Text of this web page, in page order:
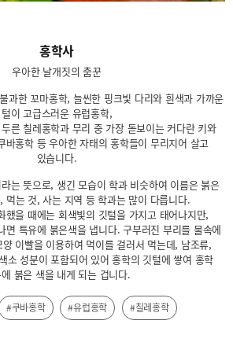
홍학사
우아한 날개짓의 춤꾼
과한 꼬마홍학, 늘씬한 핑크빛 다리와 흰색과 가까운
털이 고급스러운 유럽홍학,
른 칠레홍학과 무리 중 가장 돋보이는 커다란 키와
바홍학 등 우아한 자태의 홍학들이 무리지어 살고
있습니다.
는 뜻으로, 생긴 모습이 학과 비슷하여 이름은 붉은
먹는 것, 사는 지역 등 학과는 많이 다릅니다.
했을 때에는 회색빛의 깃털을 가지고 태어나지만,
면 특유에 붉은색을 냅니다. 구부러진 부리를 물속에
이빨을 이용하여 먹이를 걸러서 먹는데, 남조류,
소 성분이 포함되어 있어 홍학의 깃털에 쌓여 홍학
붉은 색을 내게 되는 겁니다.
#쿠바홍학 #유럽홍학 #칠레홍학